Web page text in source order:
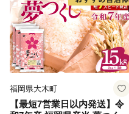
福岡県大木町
【最短7営業日以内発送】令